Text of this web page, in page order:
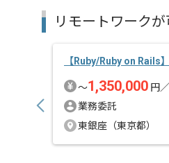
リモートワーク
【Ruby/Ruby on Rails
〜1,350,000 円
業務委託
東銀座（東京都）